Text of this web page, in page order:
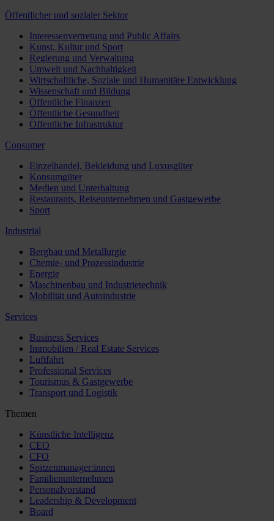
Öffentlicher und sozialer Sektor
Interessenvertretung und Public Affairs
Kunst, Kultur und Sport
Regierung und Verwaltung
Umwelt und Nachhaltigkeit
Wirtschaftliche, Soziale und Humanitäre Entwicklung
Wissenschaft und Bildung
Öffentliche Finanzen
Öffentliche Gesundheit
Öffentliche Infrastruktur
Consumer
Einzelhandel, Bekleidung und Luxusgüter
Konsumgüter
Medien und Unterhaltung
Restaurants, Reiseunternehmen und Gastgewerbe
Sport
Industrial
Bergbau und Metallurgie
Chemie- und Prozessindustrie
Energie
Maschinenbau und Industrietechnik
Mobilität und Autoindustrie
Services
Business Services
Immobilien / Real Estate Services
Luftfahrt
Professional Services
Tourismus & Gastgewerbe
Transport und Logistik
Themen
Künstliche Intelligenz
CEO
CFO
Spitzenmanager:innen
Familienunternehmen
Personalvorstand
Leadership & Development
Board